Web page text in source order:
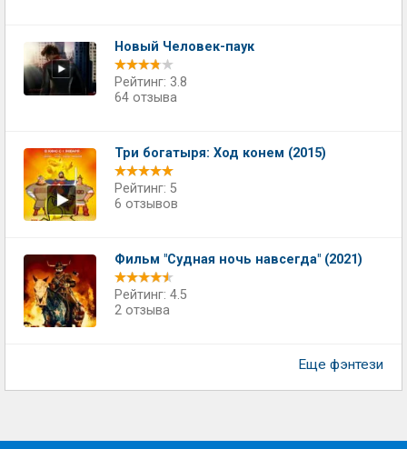
Новый Человек-паук
Рейтинг: 3.8
64 отзыва
Три богатыря: Ход конем (2015)
Рейтинг: 5
6 отзывов
Фильм "Судная ночь навсегда" (2021)
Рейтинг: 4.5
2 отзыва
Еще фэнтези